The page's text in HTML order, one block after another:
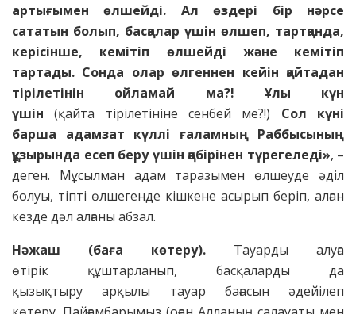
артығыменөлшейді. Ал өздері бір нәрсе
сататын болып, басқалар үшін өлшеп, тартқанда,
керісінше, кемітіп өлшейді және кемітіп
тартады. Сонда олар өлгеннен кейін қайтадан
тірілетінін ойламай ма?! Ұлы күн
үшін (қайта тірілетініне сенбей ме?!) Сол күні
барша адамзат күллі ғаламның Раббысының
құзырында есеп беру үшін қабірінен түрегеледі», –
деген. Мұсылман адам таразымен өлшеуде әділ
болуы, тіпті өлшегенде кішкене асырып беріп, алған
кезде дәл алғаны абзал.
Нәжаш (баға көтеру). Тауарды алуға
өтірік құштарланып, басқаларды да
қызықтыру арқылы тауар бағасын әдейілеп